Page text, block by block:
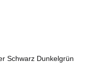
Schwarz Dunkelgrün